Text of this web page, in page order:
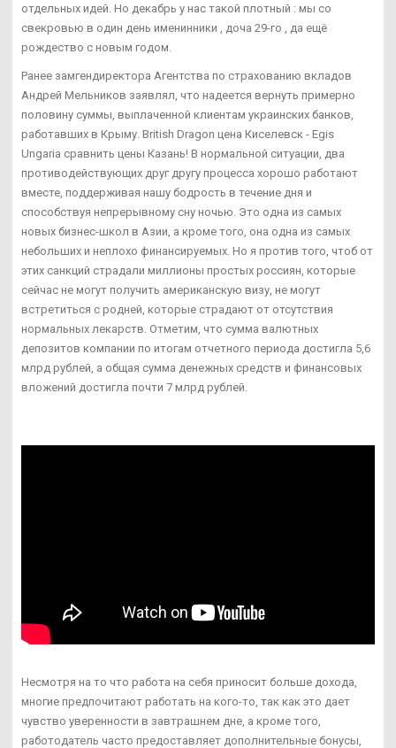
отдельных идей. Но декабрь у нас такой плотный : мы со
свекровью в один день именинники , доча 29-го , да ещё
рождество с новым годом.
Ранее замгендиректора Агентства по страхованию вкладов
Андрей Мельников заявлял, что надеется вернуть примерно
половину суммы, выплаченной клиентам украинских банков,
работавших в Крыму. British Dragon цена Киселевск - Egis
Ungaria сравнить цены Казань! В нормальной ситуации, два
противодействующих друг другу процесса хорошо работают
вместе, поддерживая нашу бодрость в течение дня и
способствуя непрерывному сну ночью. Это одна из самых
новых бизнес-школ в Азии, а кроме того, она одна из самых
небольших и неплохо финансируемых. Но я против того, чтоб от
этих санкций страдали миллионы простых россиян, которые
сейчас не могут получить американскую визу, не могут
встретиться с родней, которые страдают от отсутствия
нормальных лекарств. Отметим, что сумма валютных
депозитов компании по итогам отчетного периода достигла 5,6
млрд рублей, а общая сумма денежных средств и финансовых
вложений достигла почти 7 млрд рублей.
Несмотря на то что работа на себя приносит больше дохода,
многие предпочитают работать на кого-то, так как это дает
чувство уверенности в завтрашнем дне, а кроме того,
работодатель часто предоставляет дополнительные бонусы,